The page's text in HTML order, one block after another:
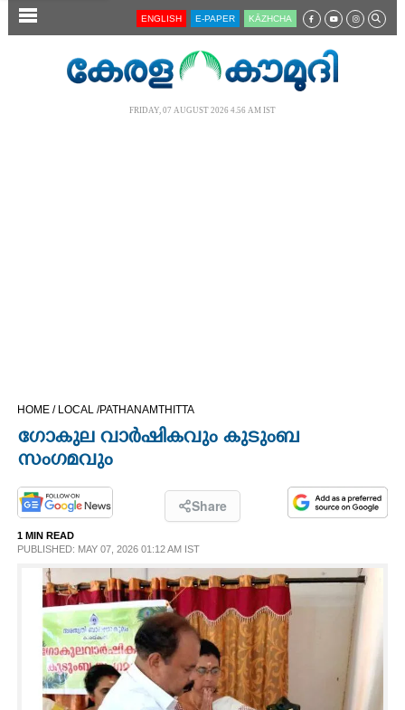
SECTIONS
LIFESTYLE
SPIRITUAL
INFO+
ENGLISH E-PAPER KĀZHCHA
FRIDAY, 07 AUGUST 2026 4.56 AM IST
HOME / LOCAL /PATHANAMTHITTA
ഗോകുല വാർഷികവും കുടുംബ
സംഗമവും
Share
1 MIN READ
PUBLISHED: MAY 07, 2026 01:12 AM IST